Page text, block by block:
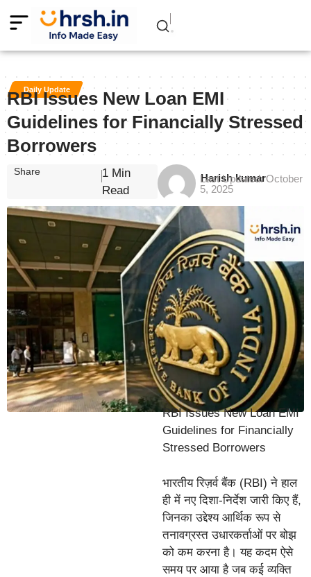
Daily Update
RBI Issues New Loan EMI
Guidelines for Financially Stressed
Borrowers
Harish kumar
Last Updated: October
5, 2025
Share
1 Min
Read
RBI Issues New Loan EMI
Guidelines for Financially
Stressed Borrowers
भारतीय रिज़र्व बैंक (RBI) ने हाल
ही में नए दिशा-निर्देश जारी किए हैं,
जिनका उद्देश्य आर्थिक रूप से
तनावग्रस्त उधारकर्ताओं पर बोझ
को कम करना है। यह कदम ऐसे
समय पर आया है जब कई व्यक्ति